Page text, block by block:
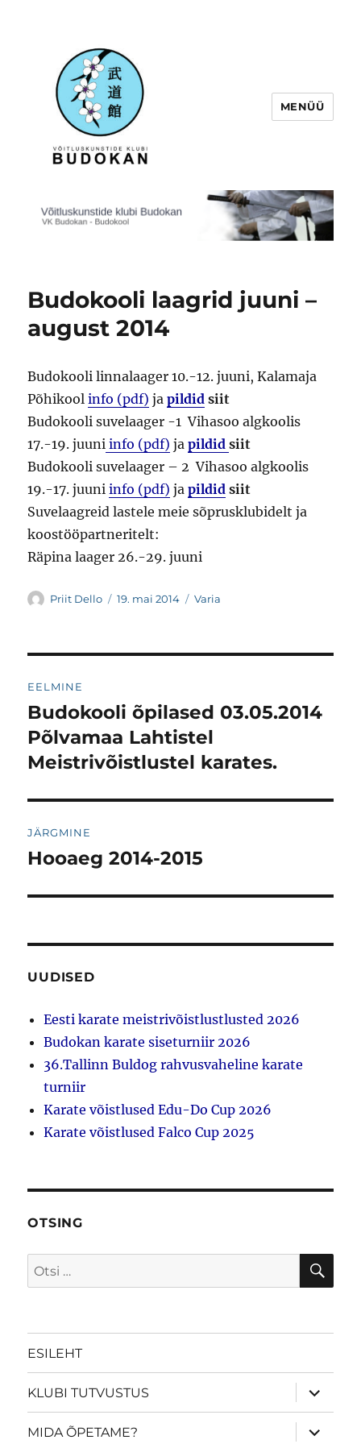
Võitluskunstide klubi Budokan
MENÜÜ
Budokooli laagrid juuni –
august 2014
Budokooli linnalaager 10.-12. juuni, Kalamaja
Põhikoolinfo (pdf) japildid siit
Budokooli suvelaager -1 Vihasoo algkoolis
17.-19. juuni info (pdf) japildidsiit
Budokooli suvelaager – 2 Vihasoo algkoolis
19.-17. juuniinfo (pdf) japildid siit
Suvelaagreid lastele meie sõprusklubidelt ja
koostööpartneritelt:
Räpina laager 26.-29. juuni
Autor
Priit Dello Postitatud
19. mai 2014 Rubriigid
Varia
EELMINE
Eelmine
postitus:
Budokooli õpilased 03.05.2014
Põlvamaa Lahtistel
Meistrivõistlustel karates.
JÄRGMINE
Järgmine
Hooaeg 2014-2015
UUDISED
Eesti karate meistrivõistlustlusted 2026
Budokan karate siseturniir 2026
36.Tallinn Buldog rahvusvaheline karate
turniir
Karate võistlused Edu-Do Cup 2026
Karate võistlused Falco Cup 2025
OTSING
Otsi:
ESILEHT
KLUBI TUTVUSTUS
laienda
MIDA ÕPETAME?
laienda